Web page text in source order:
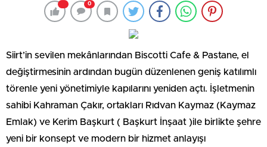
0
Siirt’in sevilen mekânlarından Biscotti Cafe & Pastane, el
değiştirmesinin ardından bugün düzenlenen geniş katılımlı
törenle yeni yönetimiyle kapılarını yeniden açtı. İşletmenin
sahibi Kahraman Çakır, ortakları Rıdvan Kaymaz (Kaymaz
Emlak) ve Kerim Başkurt ( Başkurt İnşaat )ile birlikte şehre
yeni bir konsept ve modern bir hizmet anlayışı